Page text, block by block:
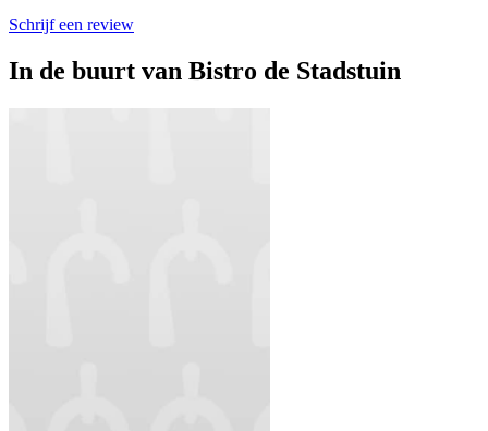
Schrijf een review
In de buurt van Bistro de Stadstuin